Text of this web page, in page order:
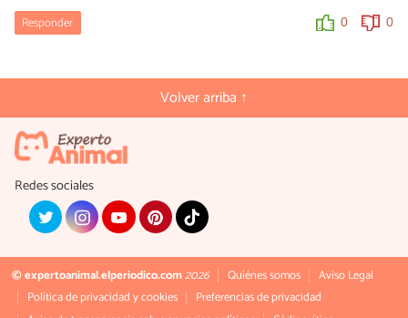
Responder 0 0
Volver arriba ↑
Redes sociales
© expertoanimal.elperiodico.com2026 Quiénes somos
Aviso Legal
Política de privacidad y cookies
Preferencias de privacidad